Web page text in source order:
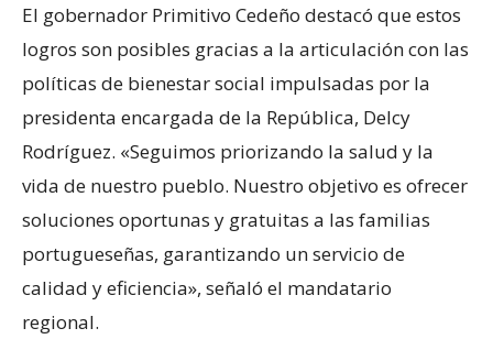
El gobernador Primitivo Cedeño destacó que estos
logros son posibles gracias a la articulación con las
políticas de bienestar social impulsadas por la
presidenta encargada de la República, Delcy
Rodríguez. «Seguimos priorizando la salud y la
vida de nuestro pueblo. Nuestro objetivo es ofrecer
soluciones oportunas y gratuitas a las familias
portugueseñas, garantizando un servicio de
calidad y eficiencia», señaló el mandatario
regional.